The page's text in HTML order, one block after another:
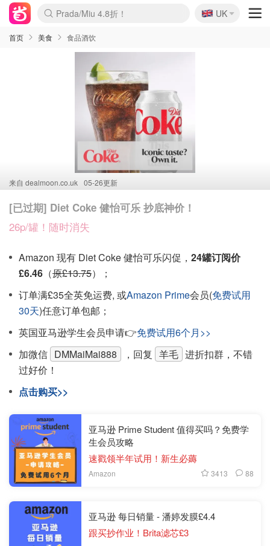
麦卢卡蜂蜜夏促！个位数！
Prada/Miu 4.8折！
啥？必胜客披萨5折！
🇬🇧
UK
首页 美食 食品酒饮
来自 dealmoon.co.uk 05-26更新
[已过期] Diet Coke 健怡可乐 抄底神价！
26p/罐！随时消失
Amazon 现有 Diet Coke 健怡可乐闪促， 24罐订阅价
£6.46 （原£13.75）；
订单满£35全英免运费, 或Amazon Prime会员(免费试用
30天)任意订单包邮；
英国亚马逊学生会员申请👉免费试用6个月>>
加微信 DMMaiMai888 ，回复 羊毛 进折扣群，不错
过好价！
点击购买>>
亚马逊 Prime Student 值得买吗？免费学
生会员攻略
速戳领半年试用！新生必薅
Amazon 3413 88
亚马逊 每日销量 - 潘婷发膜£4.4
跟买抄作业！Brita滤芯£3